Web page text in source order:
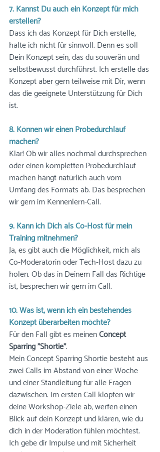
7. Kannst Du auch ein Konzept für mich
erstellen?
Dass ich das Konzept für Dich erstelle,
halte ich nicht für sinnvoll. Denn es soll
Dein Konzept sein, das du souverän und
selbstbewusst durchführst. Ich erstelle das
Konzept aber gern teilweise mit Dir, wenn
das die geeignete Unterstützung für Dich
ist.
8. Können wir einen Probedurchlauf
machen?
Klar! Ob wir alles nochmal durchsprechen
oder einen kompletten Probedurchlauf
machen hängt natürlich auch vom
Umfang des Formats ab. Das besprechen
wir gern im Kennenlern-Call.
9. Kann ich Dich als Co-Host für mein
Training mitnehmen?
Ja, es gibt auch die Möglichkeit, mich als
Co-Moderatorin oder Tech-Host dazu zu
holen. Ob das in Deinem Fall das Richtige
ist, besprechen wir gern im Call.
10. Was ist, wenn ich ein bestehendes
Konzept überarbeiten möchte?
Für den Fall gibt es meinen Concept
Sparring "Shortie".
Mein Concept Sparring Shortie besteht aus
zwei Calls im Abstand von einer Woche
und einer Standleitung für alle Fragen
dazwischen. Im ersten Call klopfen wir
deine Workshop-Ziele ab, werfen einen
Blick auf dein Konzept und klären, wie du
dich in der Moderation fühlen möchtest.
Ich gebe dir Impulse und mit Sicherheit